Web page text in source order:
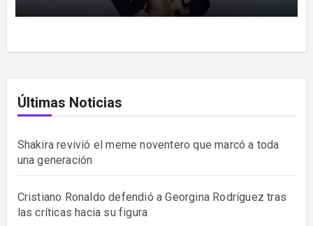
Últimas Noticias
Shakira revivió el meme noventero que marcó a toda
una generación
Cristiano Ronaldo defendió a Georgina Rodríguez tras
las críticas hacia su figura